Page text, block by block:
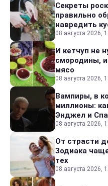
Секреты
правильно
навредить
08 августа 2026,
И кетчуп не
смородины,
мясо
08 августа 2026,
Вампиры, в
миллионы:
Энджел и
08 августа 2026,
От страсти
Зодиака
тех
08 августа 2026,